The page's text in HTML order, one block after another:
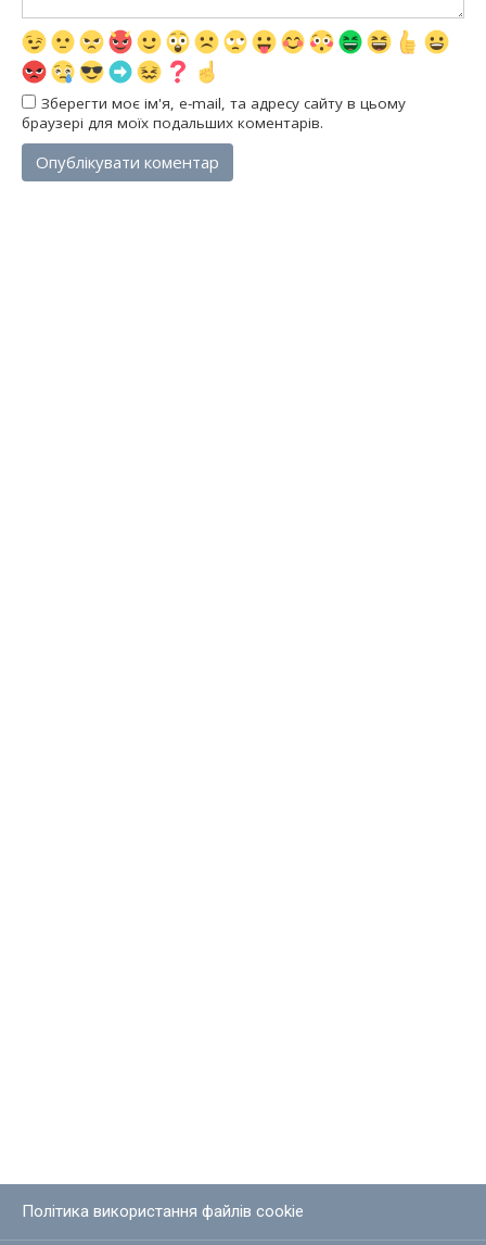
Зберегти моє ім'я, e-mail, та адресу сайту в цьому
браузері для моїх подальших коментарів.
Політика використання файлів cookie